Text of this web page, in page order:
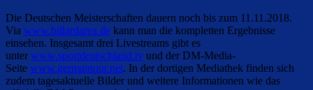
Die Deutschen Meisterschaften dauern noch bis zum 11.11.2018.
Via www.billardarea.de kann man die kompletten Ergebnisse
einsehen. Insgesamt drei Livestreams gibt es
unterwww.sportdeutschland.tv und der DM-Media-
Seite www.germantour.net. In der dortigen Mediathek finden sich
zudem tagesaktuelle Bilder und weitere Informationen wie das